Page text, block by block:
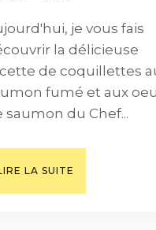
je vous fais
la délicieuse
de coquillettes
fumé et aux
saumon du Chef...
LA SUITE